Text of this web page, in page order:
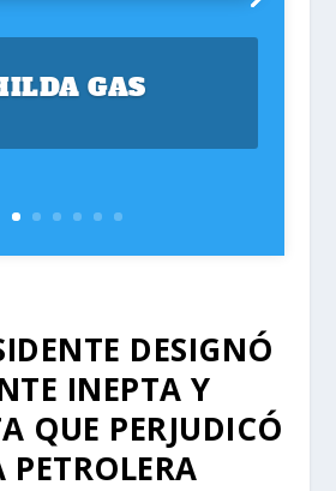
GAS
DESIGNÓ
INEPTA Y
QUE PERJUDICÓ
PETROLERA